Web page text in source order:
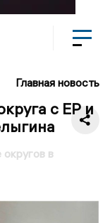
Главная новость
с ЕР и
в